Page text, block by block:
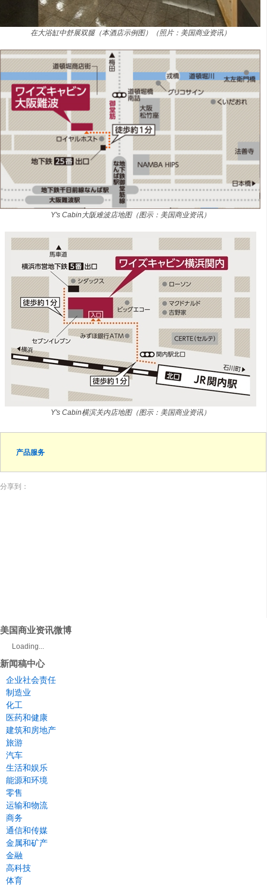
在大浴缸中舒展双腿（本酒店示例图）（照片：美国商业资讯）
Y's Cabin大阪难波店地图（图示：美国商业资讯）
Y's Cabin横滨关内店地图（图示：美国商业资讯）
产品服务
分享到：
美国商业资讯微博
Loading...
新闻稿中心
企业社会责任
制造业
化工
医药和健康
建筑和房地产
旅游
汽车
生活和娱乐
能源和环境
零售
运输和物流
商务
通信和传媒
金属和矿产
金融
高科技
体育